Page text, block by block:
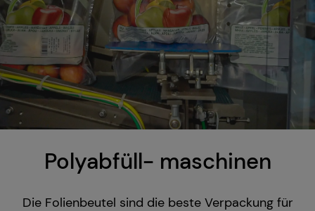
Polyabfüll- maschinen
Die Folienbeutel sind die beste Verpackung für